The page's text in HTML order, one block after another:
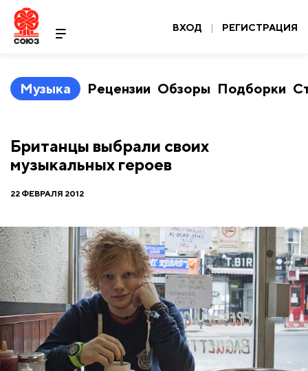
ВХОД | РЕГИСТРАЦИЯ
Музыка Рецензии Обзоры Подборки
Британцы выбрали своих
музыкальных героев
22 ФЕВРАЛЯ 2012